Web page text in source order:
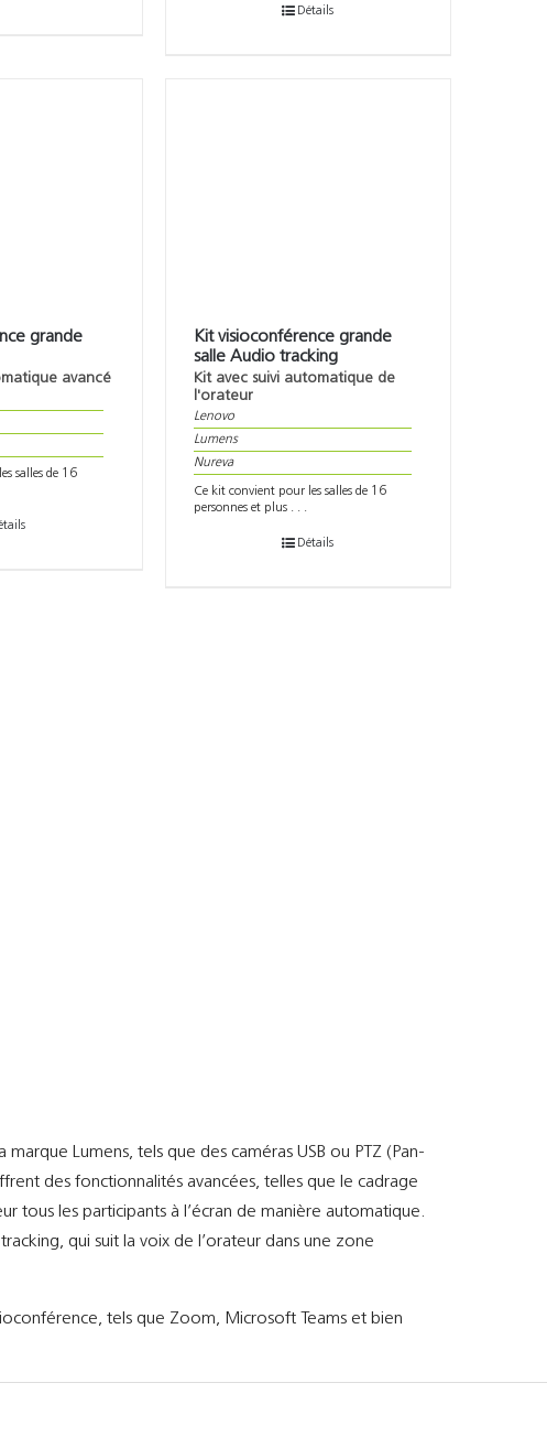
Détails
grande
avancé
salles de 16
Kit visioconférence grande
salle Audio tracking
Kit avec suivi automatique de
l'orateur
Lenovo
Lumens
Nureva
Ce kit convient pour les salles de 16
personnes et plus . . .
Détails
Lumens, tels que des caméras USB ou PTZ (Pan-
des fonctionnalités avancées, telles que le cadrage
tous les participants à l’écran de manière automatique.
qui suit la voix de l’orateur dans une zone
tels que Zoom, Microsoft Teams et bien